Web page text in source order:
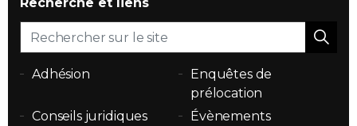
Adhésion
Enquêtes de
prélocation
Conseils juridiques
Évènements